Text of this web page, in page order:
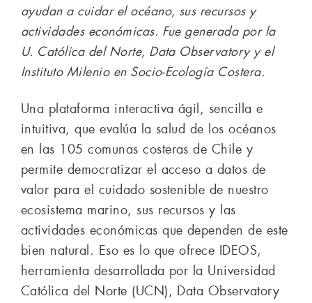
ayudan a cuidar el océano, sus recursos y
actividades económicas. Fue generada por la
U. Católica del Norte, Data Observatory y el
Instituto Milenio en Socio-Ecología Costera.
Una plataforma interactiva ágil, sencilla e
intuitiva, que evalúa la salud de los océanos
en las 105 comunas costeras de Chile y
permite democratizar el acceso a datos de
valor para el cuidado sostenible de nuestro
ecosistema marino, sus recursos y las
actividades económicas que dependen de este
bien natural. Eso es lo que ofrece IDEOS,
herramienta desarrollada por la Universidad
Católica del Norte (UCN), Data Observatory